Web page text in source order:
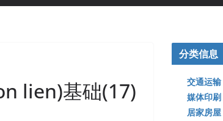
lien)基础(17)
分类信息
交通运输
媒体印刷
居家房屋